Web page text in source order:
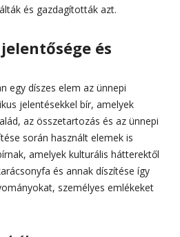
és gazdagították azt.
és
egy díszes elem az ünnepi
jelentésekkel bír, amelyek
az összetartozás és az ünnepi
során használt elemek is
amelyek kulturális hátterektől
és annak díszítése így
személyes emlékeket